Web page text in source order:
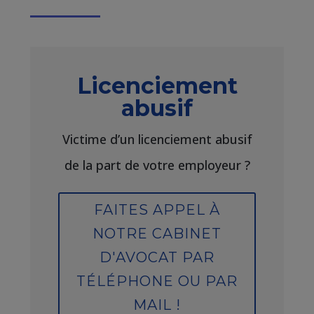
Licenciement
abusif
Victime d’un licenciement abusif
de la part de votre employeur ?
FAITES APPEL À
NOTRE CABINET
D'AVOCAT PAR
TÉLÉPHONE OU PAR
MAIL !